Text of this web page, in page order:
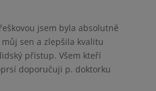
jsem byla absolutně
sen a zlepšila kvalitu
přístup. Všem kteří
doporučuji p. doktorku